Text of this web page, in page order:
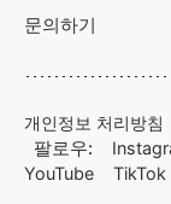
문의하기
개인정보 처리방침
팔로우:
YouTube
TikTok